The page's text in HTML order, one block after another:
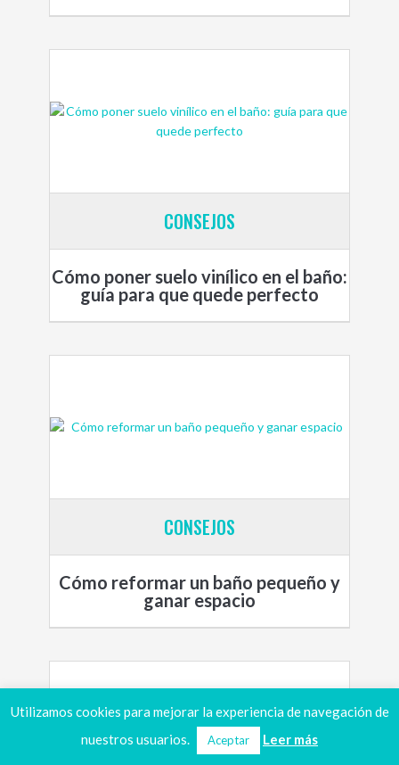
CONSEJOS
Cómo poner suelo vinílico en el baño:
guía para que quede perfecto
CONSEJOS
Cómo reformar un baño pequeño y
ganar espacio
Utilizamos cookies para mejorar la experiencia de navegación de
nuestros usuarios.
Aceptar Leer más